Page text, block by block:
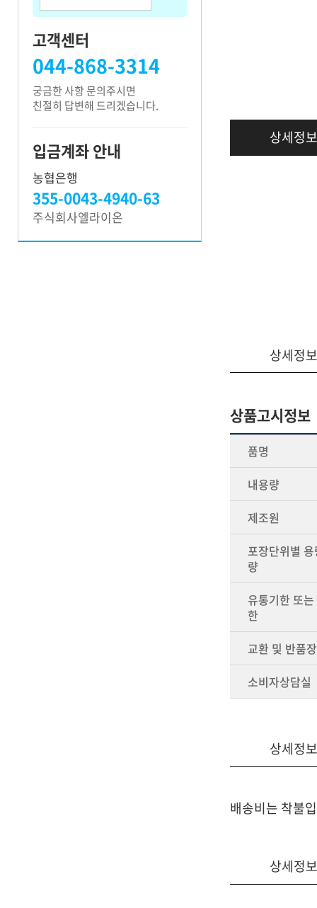
고객지원
고객센터
044-868-3314
궁금한 사항 문의주시면
친절히 답변해 드리겠습니다.
입금계좌 안내
농협은행
355-0043-4940-63
주식회사엘라이온
상세정보
상세정보
상품고시정보
품명
내용량
제조원
포장단위별
량
유통기한 또
한
교환 및 반품
소비자상담실
상세정보
배송비는 착불
상세정보